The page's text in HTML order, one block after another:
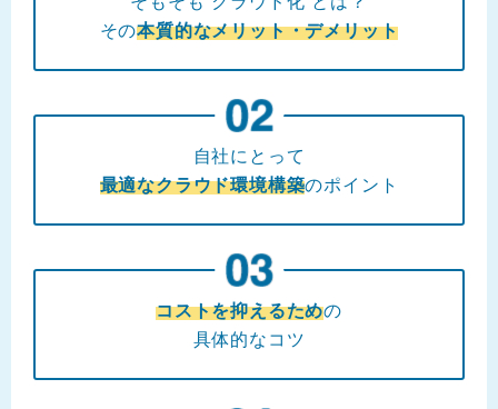
その本質的なメリット・デメリット
自社にとって
最適なクラウド環境構築のポイント
コストを抑えるための
具体的なコツ